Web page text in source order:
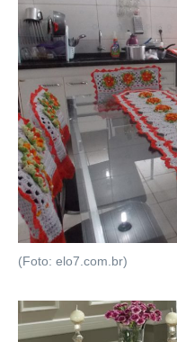
(Foto: elo7.com.br)